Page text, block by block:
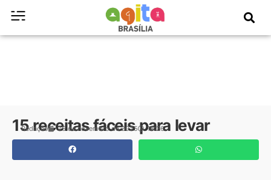
15 receitas fáceis para levar
Redação 25 de novembro de 2025 18:26